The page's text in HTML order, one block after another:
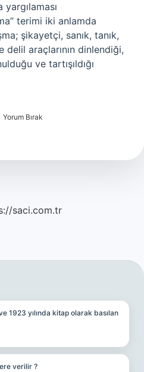
yargılaması
terimi iki anlamda
şikayetçi, sanık, tanık,
delil araçlarının dinlendiği,
ve tartışıldığı
Yorum Bırak
saci.com.tr
1923 yılında kitap olarak basılan
verilir ?